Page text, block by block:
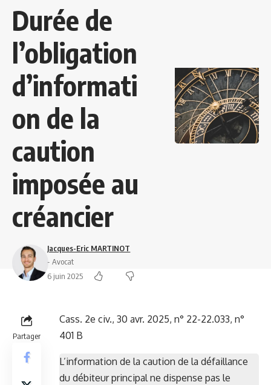
Durée de
l’obligation
d’informati
on de la
caution
imposée au
créancier
Jacques-Eric MARTINOT
- Avocat
6 juin 2025
Partager
Cass. 2e civ., 30 avr. 2025, n° 22-22.033, n°
401 B
L’information de la caution de la défaillance
du débiteur principal ne dispense pas le